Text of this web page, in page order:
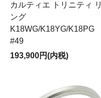
カルティエ トリニティ リ
ング
K18WG/K18YG/K18PG
#49
193,900円(内税)